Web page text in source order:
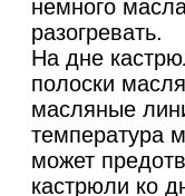
немного
разогревать.
На дне
полоски
масляные
температура
может
кастрюли ко